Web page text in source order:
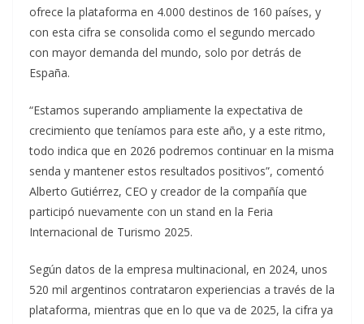
ofrece la plataforma en 4.000 destinos de 160 países, y
con esta cifra se consolida como el segundo mercado
con mayor demanda del mundo, solo por detrás de
España.
“Estamos superando ampliamente la expectativa de
crecimiento que teníamos para este año, y a este ritmo,
todo indica que en 2026 podremos continuar en la misma
senda y mantener estos resultados positivos”, comentó
Alberto Gutiérrez, CEO y creador de la compañía que
participó nuevamente con un stand en la Feria
Internacional de Turismo 2025.
Según datos de la empresa multinacional, en 2024, unos
520 mil argentinos contrataron experiencias a través de la
plataforma, mientras que en lo que va de 2025, la cifra ya